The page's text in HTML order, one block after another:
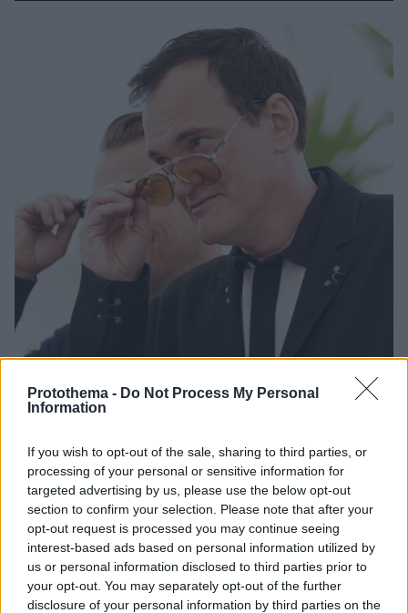
Protothema - Do Not Process My Personal
Information
If you wish to opt-out of the sale, sharing to third parties, or
processing of your personal or sensitive information for
targeted advertising by us, please use the below opt-out
section to confirm your selection. Please note that after your
opt-out request is processed you may continue seeing
interest-based ads based on personal information utilized by
us or personal information disclosed to third parties prior to
your opt-out. You may separately opt-out of the further
disclosure of your personal information by third parties on the
στο θέατρο
Το θεατρικό έργο που θα υπογράψει αναμένεται να
κάνει πρεμιέρα στο Γουέστ Εντ το 2027